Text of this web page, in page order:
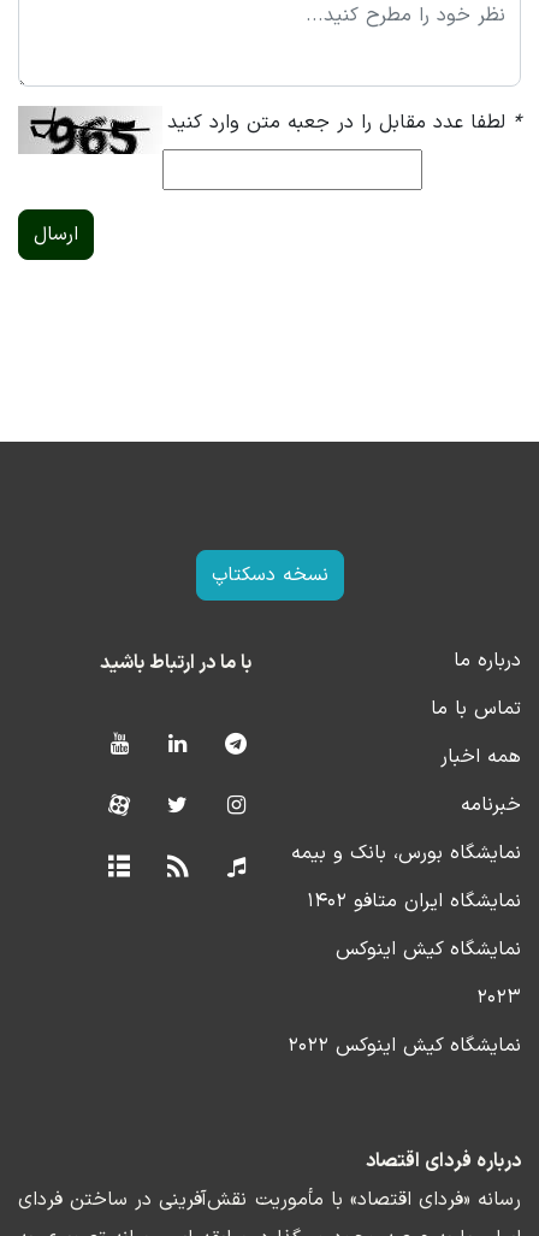
* لطفا عدد مقابل را در جعبه متن وارد کنید
ارسال
نسخه دسکتاپ
درباره ما
تماس با ما
همه اخبار
خبرنامه
نمایشگاه بورس، بانک و بیمه
نمایشگاه ایران متافو ۱۴۰۲
نمایشگاه کیش اینوکس
۲۰۲۳
نمایشگاه کیش اینوکس ۲۰۲۲
با ما در ارتباط باشید
درباره فردای اقتصاد
رسانه «فردای اقتصاد» با مأموریت نقش‌آفرینی در ساختن فردای